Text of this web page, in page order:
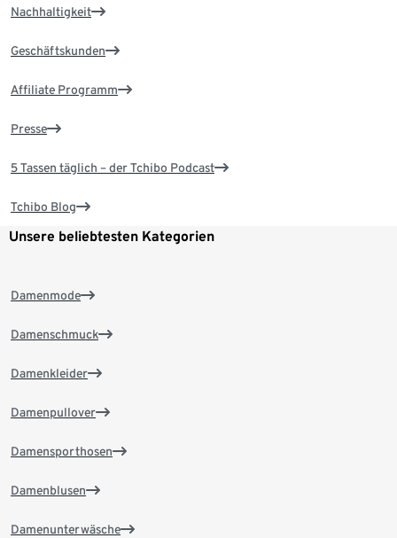
Nachhaltigkeit
Geschäftskunden
Affiliate Programm
Presse
5 Tassen täglich – der Tchibo Podcast
Tchibo Blog
Unsere beliebtesten Kategorien
Damenmode
Damenschmuck
Damenkleider
Damenpullover
Damensporthosen
Damenblusen
Damenunterwäsche